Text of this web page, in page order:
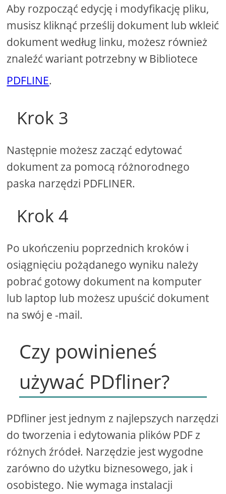
Aby rozpocząć edycję i modyfikację pliku,
musisz kliknąć prześlij dokument lub wkleić
dokument według linku, możesz również
znaleźć wariant potrzebny w Bibliotece
PDFLINE.
Krok 3
Następnie możesz zacząć edytować
dokument za pomocą różnorodnego
paska narzędzi PDFLINER.
Krok 4
Po ukończeniu poprzednich kroków i
osiągnięciu pożądanego wyniku należy
pobrać gotowy dokument na komputer
lub laptop lub możesz upuścić dokument
na swój e -mail.
Czy powinieneś
używać PDfliner?
PDfliner jest jednym z najlepszych narzędzi
do tworzenia i edytowania plików PDF z
różnych źródeł. Narzędzie jest wygodne
zarówno do użytku biznesowego, jak i
osobistego. Nie wymaga instalacji